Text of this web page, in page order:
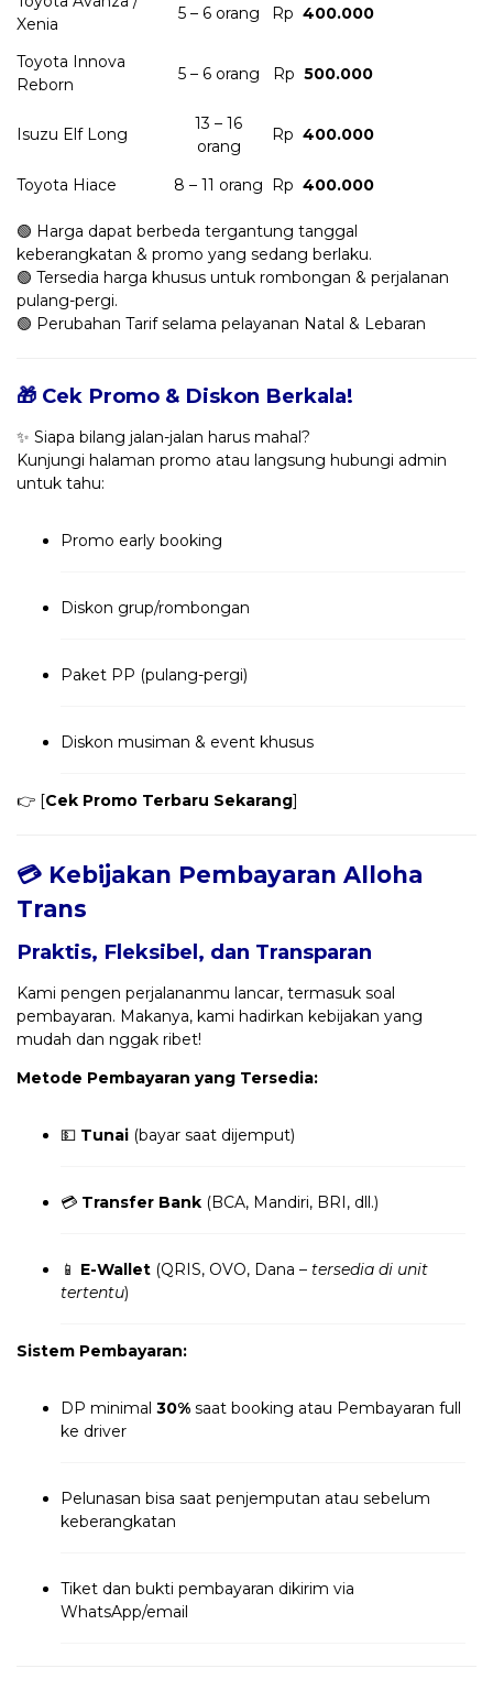
Xenia
5 – 6 orang Rp 400.000
Toyota Innova
Reborn
5 – 6 orang Rp 500.000
Isuzu Elf Long
13 – 16
orang
Rp 400.000
Toyota Hiace 8 – 11 orang Rp 400.000
🟢 Harga dapat berbeda tergantung tanggal
keberangkatan & promo yang sedang berlaku.
🟢 Tersedia harga khusus untuk rombongan & perjalanan
pulang-pergi.
🟢 Perubahan Tarif selama pelayanan Natal & Lebaran
🎁 Cek Promo & Diskon Berkala!
✨ Siapa bilang jalan-jalan harus mahal?
Kunjungi halaman promo atau langsung hubungi admin
untuk tahu:
Promo early booking
Diskon grup/rombongan
Paket PP (pulang-pergi)
Diskon musiman & event khusus
👉 [Cek Promo Terbaru Sekarang]
💳 Kebijakan Pembayaran Alloha
Trans
Praktis, Fleksibel, dan Transparan
Kami pengen perjalananmu lancar, termasuk soal
pembayaran. Makanya, kami hadirkan kebijakan yang
mudah dan nggak ribet!
Metode Pembayaran yang Tersedia:
💵 Tunai (bayar saat dijemput)
💳 Transfer Bank (BCA, Mandiri, BRI, dll.)
📱 E-Wallet (QRIS, OVO, Dana – tersedia di unit
tertentu)
Sistem Pembayaran:
DP minimal 30% saat booking atau Pembayaran full
ke driver
Pelunasan bisa saat penjemputan atau sebelum
keberangkatan
Tiket dan bukti pembayaran dikirim via
WhatsApp/email